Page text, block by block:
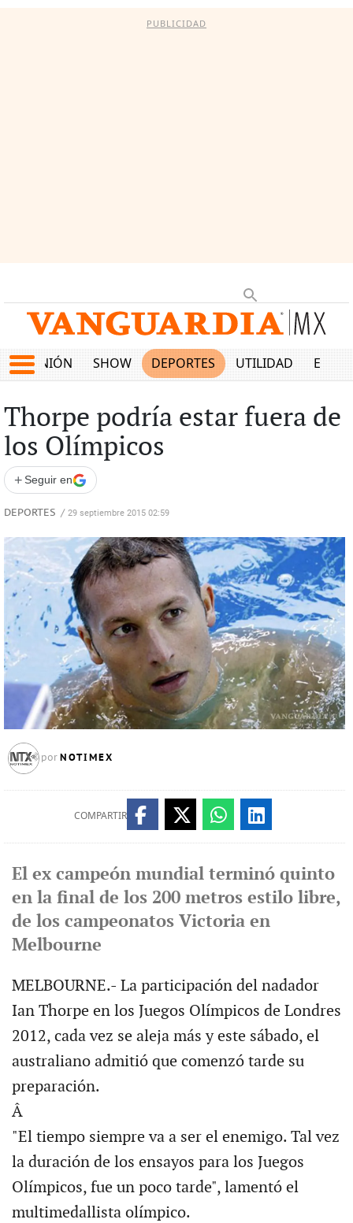
PUBLICIDAD
OPINIÓN SHOW DEPORTES UTILIDAD
Thorpe podría estar fuera de
los Olímpicos
+ Seguir en
DEPORTES / 29 septiembre 2015 02:59
por NOTIMEX
COMPARTIR
El ex campeón mundial terminó quinto
en la final de los 200 metros estilo libre,
de los campeonatos Victoria en
Melbourne
MELBOURNE.- La participación del nadador
Ian Thorpe en los Juegos Olímpicos de Londres
2012, cada vez se aleja más y este sábado, el
australiano admitió que comenzó tarde su
preparación.
Â
"El tiempo siempre va a ser el enemigo. Tal vez
la duración de los ensayos para los Juegos
Olímpicos, fue un poco tarde", lamentó el
multimedallista olímpico.